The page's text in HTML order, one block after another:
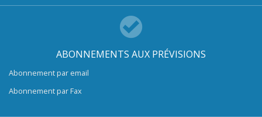
ABONNEMENTS AUX PRÉVISIONS
Abonnement par email
Abonnement par Fax